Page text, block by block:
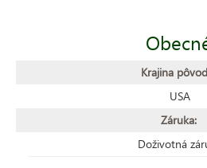
Krajina
USA
Záruka:
Doživotná